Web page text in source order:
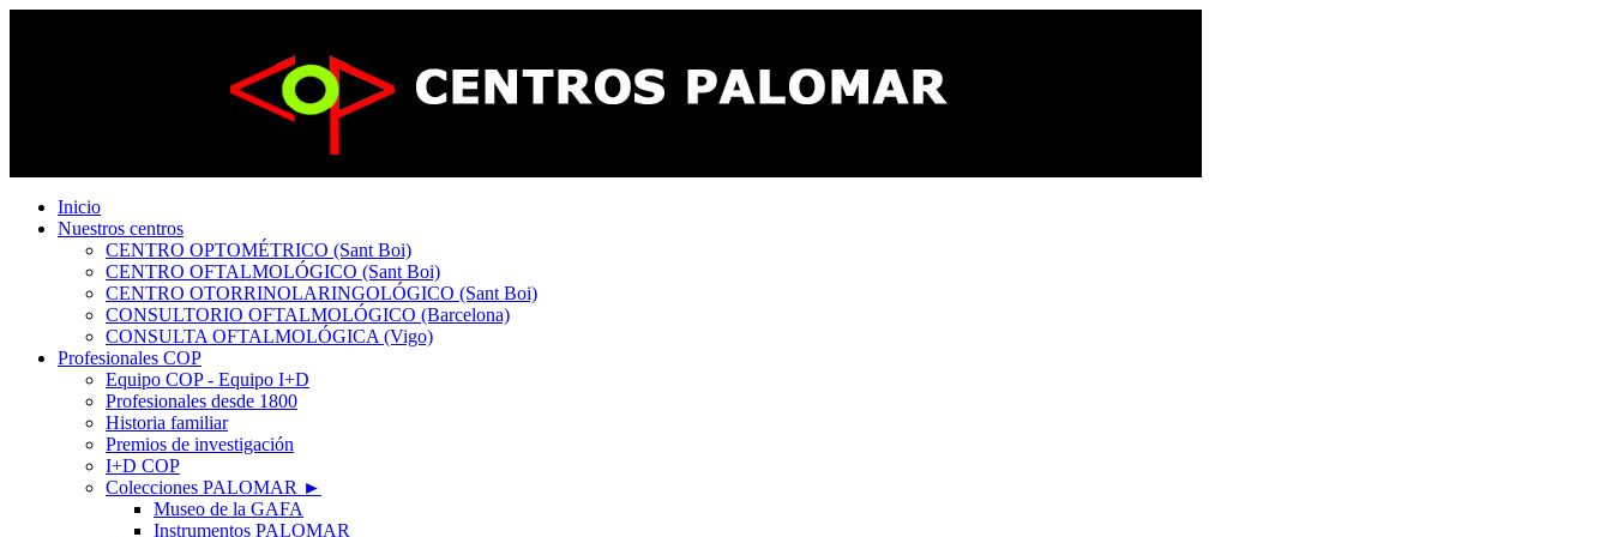
Inicio
Nuestros centros
CENTRO OPTOMÉTRICO (Sant Boi)
CENTRO OFTALMOLÓGICO (Sant Boi)
CENTRO OTORRINOLARINGOLÓGICO (Sant Boi)
CONSULTORIO OFTALMOLÓGICO (Barcelona)
CONSULTA OFTALMOLÓGICA (Vigo)
Profesionales COP
Equipo COP - Equipo I+D
Profesionales desde 1800
Historia familiar
Premios de investigación
I+D COP
Colecciones PALOMAR ►
Museo de la GAFA
Instrumentos PALOMAR